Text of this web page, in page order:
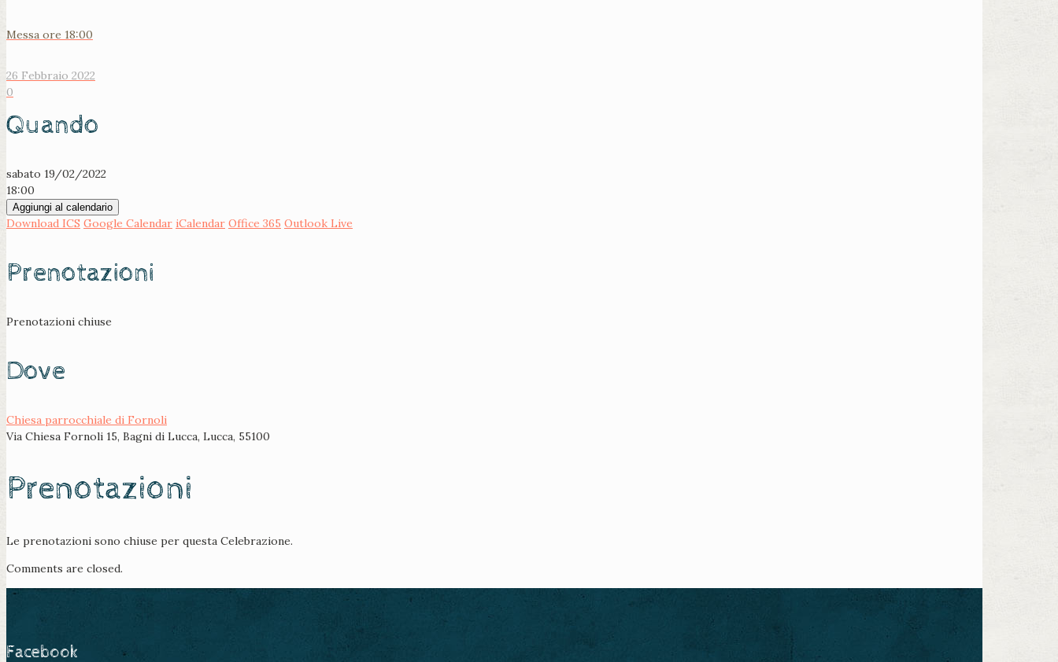
Messa ore 18:00
26 Febbraio 2022
0
Quando
sabato 19/02/2022
18:00
Aggiungi al calendario
Download ICS Google Calendar iCalendar Office 365 Outlook Live
Prenotazioni
Prenotazioni chiuse
Dove
Chiesa parrocchiale di Fornoli
Via Chiesa Fornoli 15, Bagni di Lucca, Lucca, 55100
Prenotazioni
Le prenotazioni sono chiuse per questa Celebrazione.
Comments are closed.
Facebook